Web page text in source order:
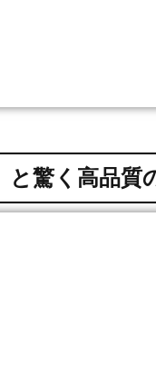
驚く高品質